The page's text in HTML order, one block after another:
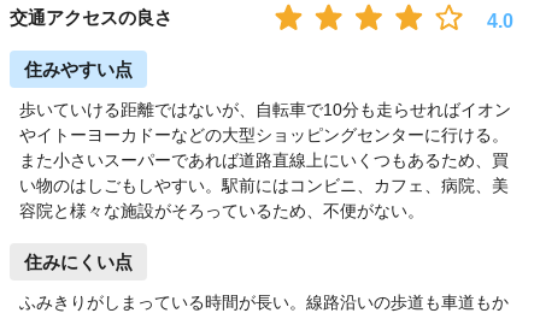
交通アクセスの良さ
4.0
住みやすい点
歩いていける距離ではないが、自転車で10分も走らせればイオン
やイトーヨーカドーなどの大型ショッピングセンターに行ける。
また小さいスーパーであれば道路直線上にいくつもあるため、買
い物のはしごもしやすい。駅前にはコンビニ、カフェ、病院、美
容院と様々な施設がそろっているため、不便がない。
住みにくい点
ふみきりがしまっている時間が長い。線路沿いの歩道も車道もか